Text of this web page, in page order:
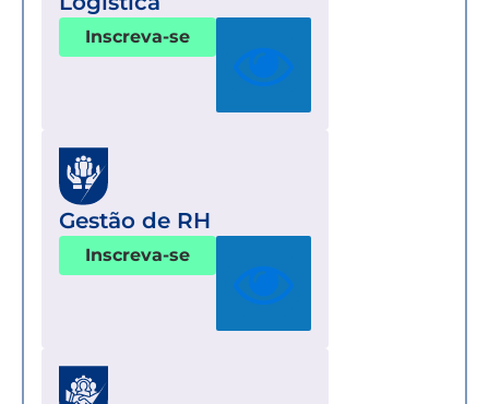
Inscreva-se
Gestão de RH
Inscreva-se